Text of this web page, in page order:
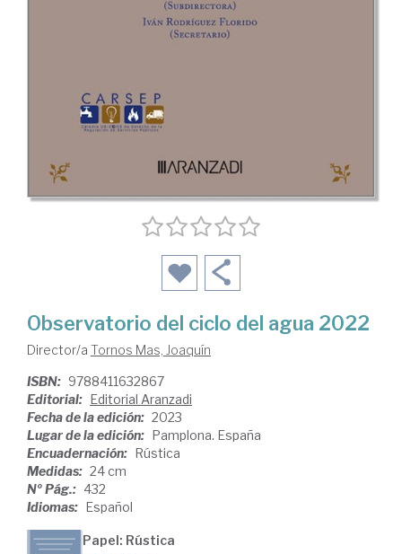
Observatorio del ciclo del agua 2022
Director/a Tornos Mas, Joaquín
ISBN: 9788411632867
Editorial: Editorial Aranzadi
Fecha de la edición: 2023
Lugar de la edición: Pamplona. España
Encuadernación: Rústica
Medidas: 24 cm
Nº Pág.: 432
Idiomas: Español
Papel: Rústica